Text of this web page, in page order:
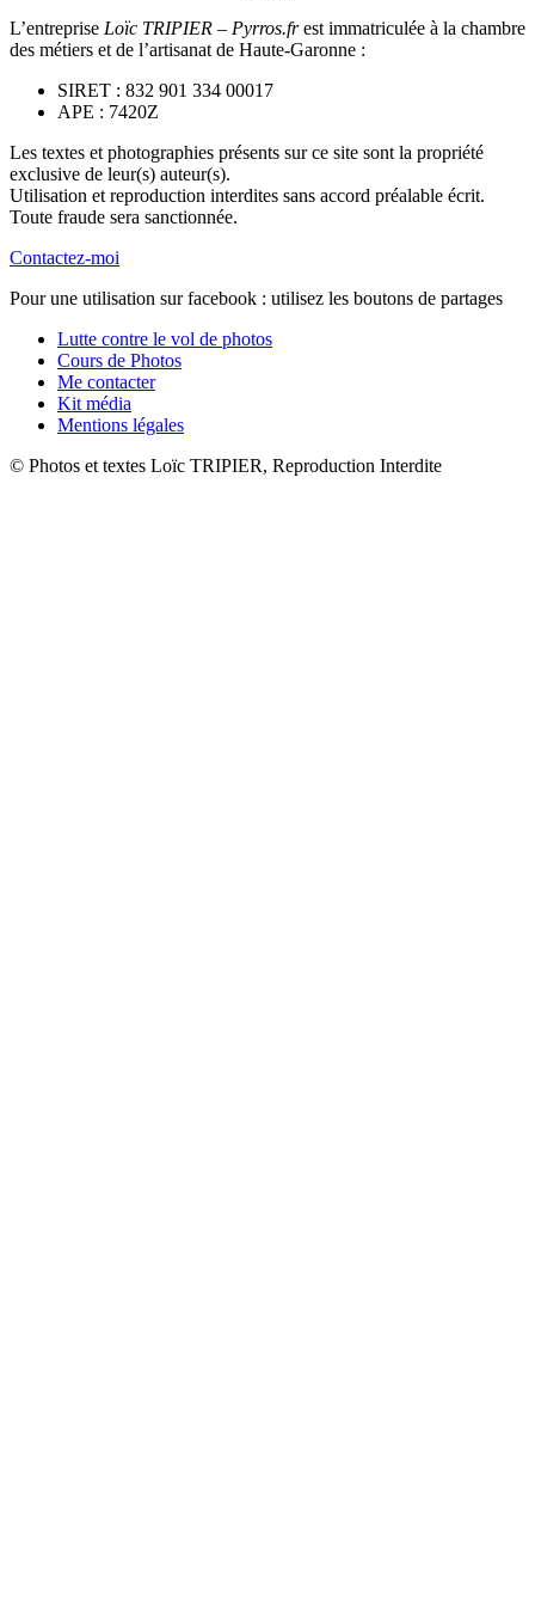
L’entreprise Loïc TRIPIER – Pyrros.frest immatriculée à la chambre
des métiers et de l’artisanat de Haute-Garonne :
SIRET : 832 901 334 00017
APE : 7420Z
Les textes et photographies présents sur ce site sont la propriété
exclusive de leur(s) auteur(s).
Utilisation et reproduction interdites sans accord préalable écrit.
Toute fraude sera sanctionnée.
Contactez-moi
Pour une utilisation sur facebook : utilisez les boutons de partages
Lutte contre le vol de photos
Cours de Photos
Me contacter
Kit média
Mentions légales
© Photos et textes Loïc TRIPIER, Reproduction Interdite